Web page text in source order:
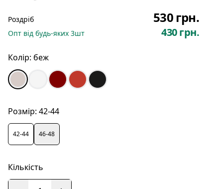
Роздріб 530 грн.
Опт від будь-яких 3шт 430 грн.
Колір: беж
Розмір: 42-44
42-44 46-48
Кількість